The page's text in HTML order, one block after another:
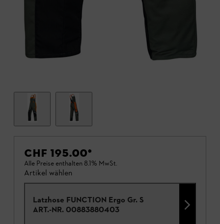
CHF 195.00*
Alle Preise enthalten 8.1% MwSt.
Artikel wählen
Latzhose FUNCTION Ergo Gr. S
ART.-NR. 00883880403